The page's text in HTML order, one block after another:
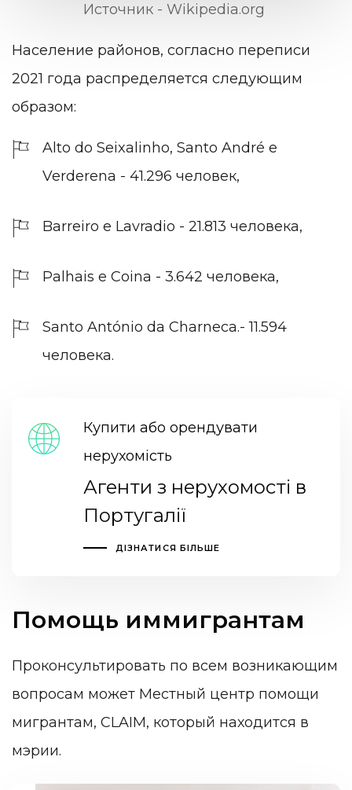
Источник - Wikipedia.org
Население районов, согласно переписи
2021 года распределяется следующим
образом:
Alto do Seixalinho, Santo André e
Verderena - 41.296 человек,
Barreiro e Lavradio - 21.813 человека,
Palhais e Coina - 3.642 человека,
Santo António da Charneca.- 11.594
человека.
Купити або орендувати
нерухомість
Агенти з нерухомості в
Португалії
ДІЗНАТИСЯ БІЛЬШЕ
Помощь иммигрантам
Проконсультировать по всем возникающим
вопросам может Местный центр помощи
мигрантам, CLAIM, который находится в
мэрии.